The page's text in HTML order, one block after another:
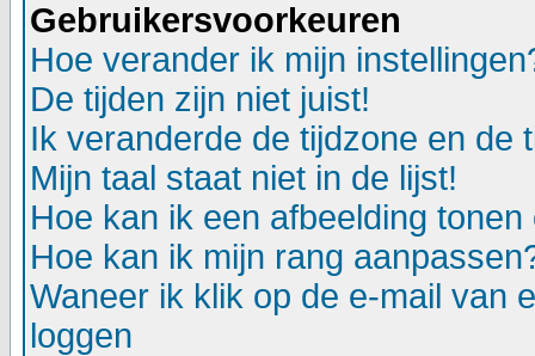
Gebruikersvoorkeuren
Hoe verander ik mijn
De tijden zijn niet juist!
Ik veranderde de tijdzone en de
Mijn taal staat niet in de lijst!
Hoe kan ik een afbeelding
Hoe kan ik mijn rang
Waneer ik klik op de e-mail van
loggen